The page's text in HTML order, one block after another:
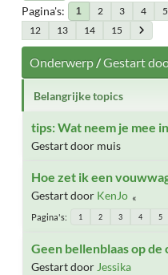
Pagina's 1 2 3 4 5
12
13 14 15
Onderwerp/Gestart
Belangrijke topics
tips: Wat neem je mee
Gestart door muis
Hoe zet ik een
Gestart door KenJo
Pagina's 1 2 3 4 5
Geen bellenblaas op de
Gestart door Jessika